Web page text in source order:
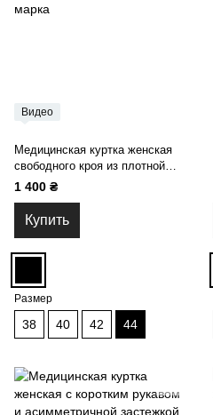
Видео
Медицинская куртка женская
свободного кроя из плотной
ткани с длинным рукавом и
вышивкой Smile чёрная 24-02
1 400 ₴
Купить
Размер
38 40 42 44